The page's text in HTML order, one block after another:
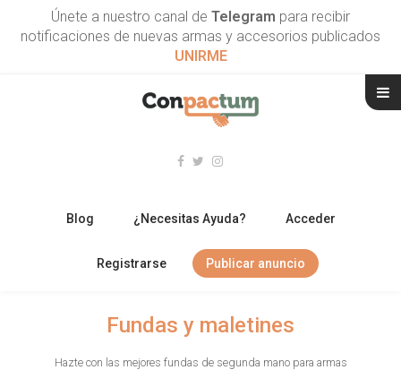
Únete a nuestro canal de Telegram para recibir
notificaciones de nuevas armas y accesorios publicados
UNIRME
Blog ¿Necesitas Ayuda? Acceder
Registrarse Publicar anuncio
Fundas y maletines
Hazte con las mejores fundas de segunda mano para armas